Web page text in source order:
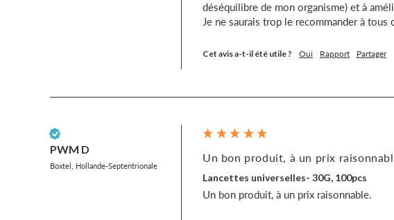
déséquilibre de mon organisme) et à
Je ne saurais trop le recommander à
Cet avis a-t-il été utile ? Oui Rapport Partager
PWM D
Boxtel, Hollande-Septentrionale
Un bon produit, à un prix
Lancettes universelles- 30G, 100pcs
Un bon produit, à un prix raisonnable.